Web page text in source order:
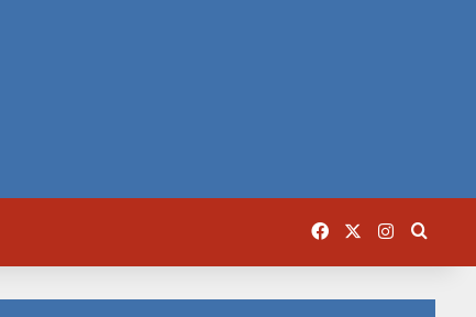
Facebook Instagram